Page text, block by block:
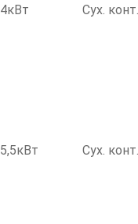
4кВт Сух.
5,5кВт Сух.